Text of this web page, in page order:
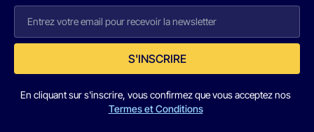
S'INSCRIRE
En cliquant sur s'inscrire, vous confirmez que vous acceptez nos
Termes et Conditions